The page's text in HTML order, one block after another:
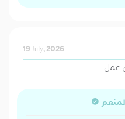
19 July, 2026
عمل